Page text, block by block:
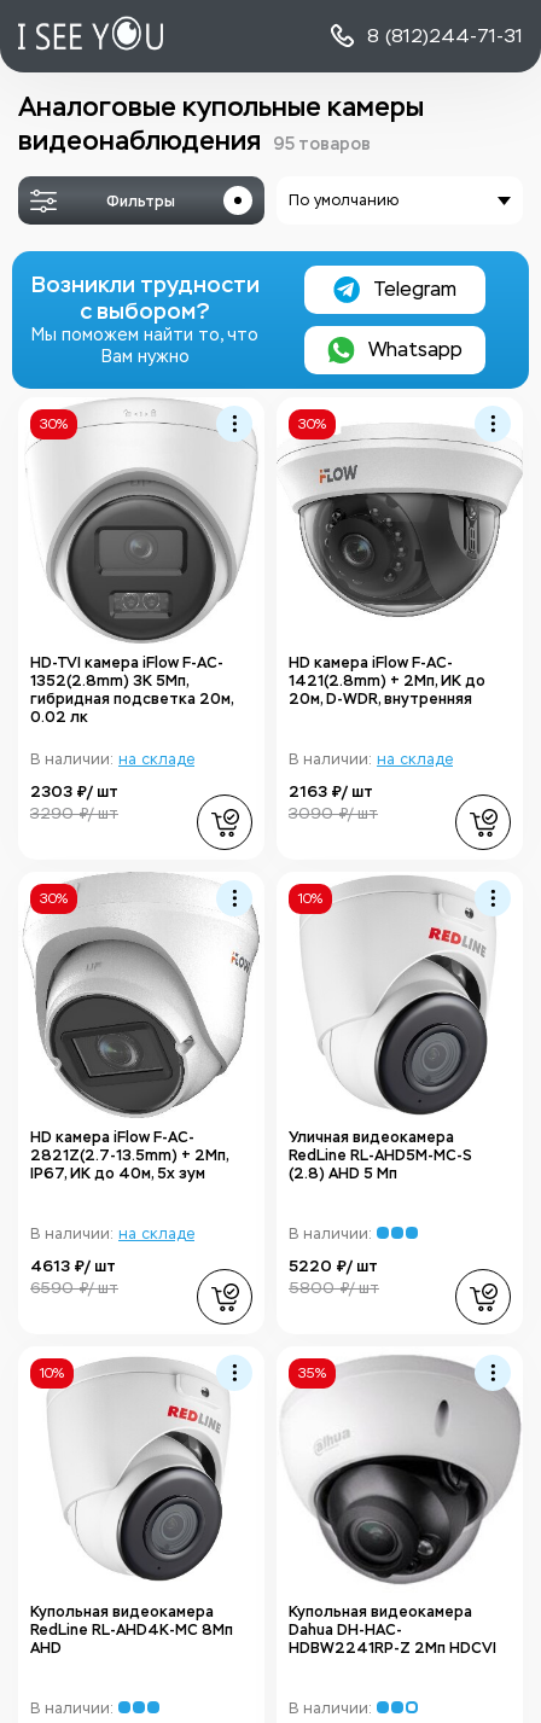
8 (812)244-71-31
Аналоговые купольные камеры
видеонаблюдения
95 товаров
Фильтры По умолчанию
Возникли трудности
с выбором?
Мы поможем найти то, что
Вам нужно
Telegram
Whatsapp
30%
HD-TVI камера iFlow F-AC-
1352(2.8mm) 3K 5Мп,
гибридная подсветка 20м,
0.02 лк
В наличии: на складе
2303 ₽/ шт
3290 ₽/ шт
30%
HD камера iFlow F-AC-
1421(2.8mm) + 2Мп, ИК до
20м, D-WDR, внутренняя
В наличии: на складе
2163 ₽/ шт
3090 ₽/ шт
30%
HD камера iFlow F-AC-
2821Z(2.7-13.5mm) + 2Мп,
IP67, ИК до 40м, 5x зум
В наличии: на складе
4613 ₽/ шт
6590 ₽/ шт
10%
Уличная видеокамера
RedLine RL-AHD5M-MC-S
(2.8) AHD 5 Мп
В наличии:
5220 ₽/ шт
5800 ₽/ шт
10%
Купольная видеокамера
RedLine RL-AHD4K-MC 8Мп
AHD
В наличии:
35%
Купольная видеокамера
Dahua DH-HAC-
HDBW2241RP-Z 2Мп HDCVI
В наличии: